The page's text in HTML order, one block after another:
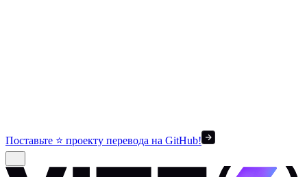
Поставьте ⭐ проекту перевода на GitHub!